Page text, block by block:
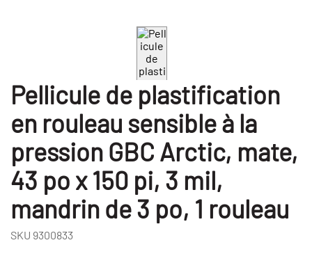
Pellicule de plastification
en rouleau sensible à la
pression GBC Arctic, mate,
43 po x 150 pi, 3 mil,
mandrin de 3 po, 1 rouleau
SKU 9300833